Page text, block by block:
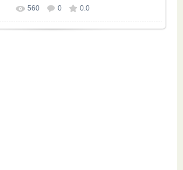
Размер фотографии: 640x960
560 0 0.0